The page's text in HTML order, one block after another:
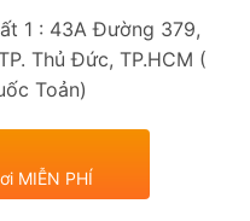
1 : 43A Đường 379,
Thủ Đức, TP.HCM (
Toản)
MIỄN PHÍ